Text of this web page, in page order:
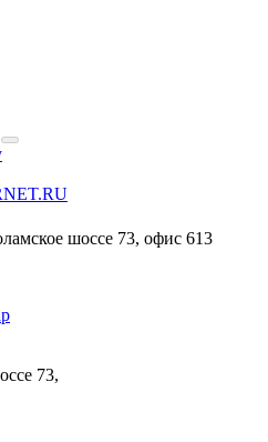
шоссе 73, офис 613
73,